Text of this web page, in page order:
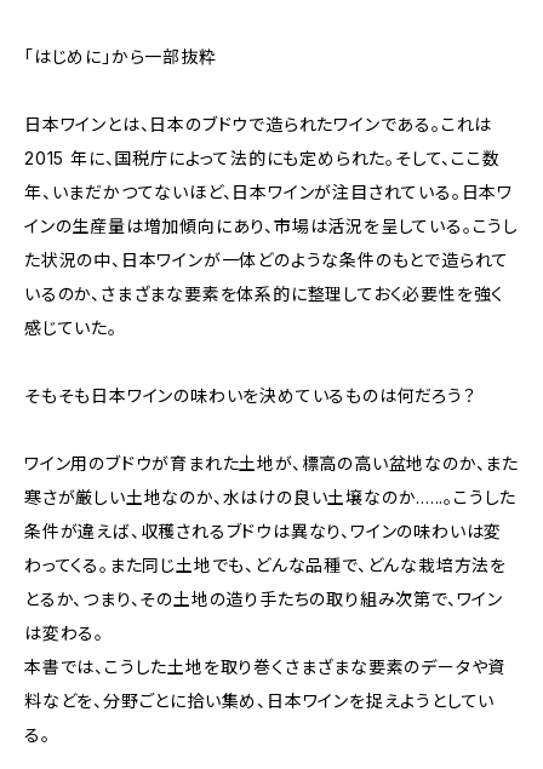
「はじめに」から一部抜粋
日本ワインとは、日本のブドウで造られたワインである。これは
2015 年に、国税庁によって法的にも定められた。そして、ここ数
年、いまだかつてないほど、日本ワインが注目されている。日本ワ
インの生産量は増加傾向にあり、市場は活況を呈している。こうし
た状況の中、日本ワインが一体どのような条件のもとで造られて
いるのか、さまざまな要素を体系的に整理しておく必要性を強く
感じていた。
そもそも日本ワインの味わいを決めているものは何だろう？
ワイン用のブドウが育まれた土地が、標高の高い盆地なのか、また
寒さが厳しい土地なのか、水はけの良い土壌なのか......。こうした
条件が違えば、収穫されるブドウは異なり、ワインの味わいは変
わってくる。また同じ土地でも、どんな品種で、どんな栽培方法を
とるか、つまり、その土地の造り手たちの取り組み次第で、ワイン
は変わる。
本書では、こうした土地を取り巻くさまざまな要素のデータや資
料などを、分野ごとに拾い集め、日本ワインを捉えようとしてい
る。